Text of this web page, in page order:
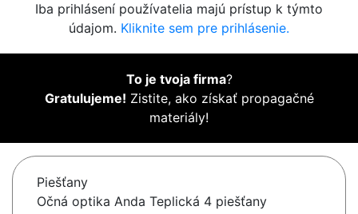
Iba prihlásení používatelia majú prístup k týmto
údajom. Kliknite sem pre prihlásenie.
To je tvoja firma?
Gratulujeme! Zistite, ako získať propagačné
materiály!
Piešťany
Očná optika Anda Teplická 4 piešťany